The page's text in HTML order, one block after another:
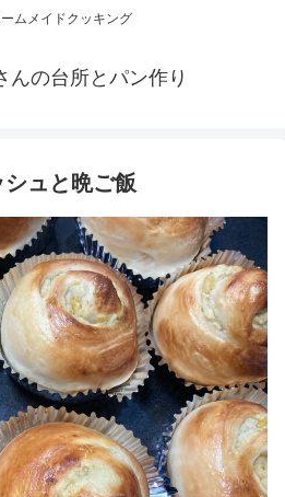
ムメイドクッキング
んの台所とパン作り
ュと晩ご飯